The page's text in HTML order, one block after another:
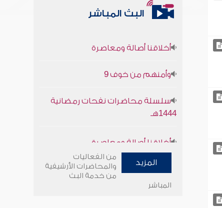
البث المباشر
1444هـ
وأمنهم من خوف 9
سلسلة محاضرات نفحات رمضانية
المزيد
من الفعاليات
والمحاضرات الأرشيفية
من خدمة البث
المباشر